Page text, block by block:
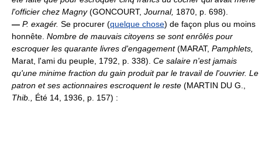
l'officier chez Magny(GONCOURT, Journal, 1870, p. 698).
— P. exagér. Se procurer (quelque chose) de façon plus ou moins
honnête. Nombre de mauvais citoyens se sont enrôlés pour
escroquer les quarante livres d'engagement(MARAT, Pamphlets,
Marat, l'ami du peuple, 1792, p. 338). Ce salaire n'est jamais
qu'une minime fraction du gain produit par le travail de l'ouvrier. Le
patron et ses actionnaires escroquent le reste (MARTIN DU G.,
Thib., Été 14, 1936, p. 157) :